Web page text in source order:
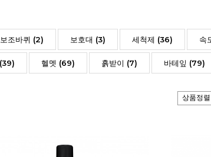
보조바퀴 (2) 보호대 (3) 세척제 (36) 속
헬멧 (69) 흙받이 (7) 바테잎 (79)